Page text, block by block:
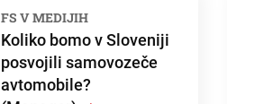
FS V MEDIJIH
Koliko bomo v Sloveniji
posvojili samovozeče
avtomobile?